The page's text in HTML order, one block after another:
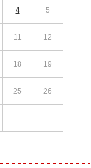
4 5
11 12
18 19
25 26